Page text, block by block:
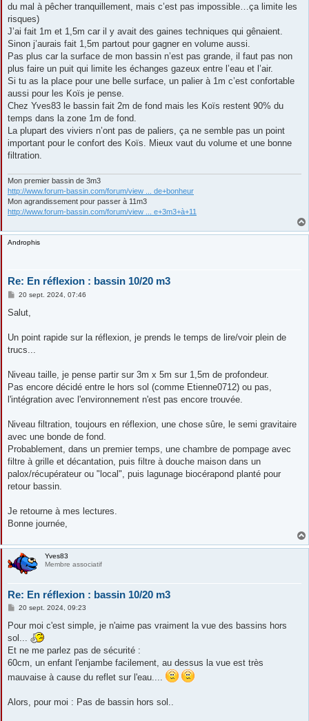
a
g
du mal à pêcher tranquillement, mais c’est pas impossible…ça limite les
risques)
J’ai fait 1m et 1,5m car il y avait des gaines techniques qui gênaient.
Sinon j’aurais fait 1,5m partout pour gagner en volume aussi.
Pas plus car la surface de mon bassin n’est pas grande, il faut pas non
plus faire un puit qui limite les échanges gazeux entre l’eau et l’air.
Si tu as la place pour une belle surface, un palier à 1m c’est confortable
aussi pour les Koïs je pense.
Chez Yves83 le bassin fait 2m de fond mais les Koïs restent 90% du
temps dans la zone 1m de fond.
La plupart des viviers n’ont pas de paliers, ça ne semble pas un point
important pour le confort des Koïs. Mieux vaut du volume et une bonne
filtration.
Mon premier bassin de 3m3
http://www.forum-bassin.com/forum/view ... de+bonheur
Mon agrandissement pour passer à 11m3
http://www.forum-bassin.com/forum/view ... e+3m3+à+11
Androphis
Re: En réflexion : bassin 10/20 m3
M
s
g
20 sept. 2024, 07:46
Salut,
Un point rapide sur la réflexion, je prends le temps de lire/voir plein de
trucs...
Niveau taille, je pense partir sur 3m x 5m sur 1,5m de profondeur.
Pas encore décidé entre le hors sol (comme Etienne0712) ou pas,
l'intégration avec l'environnement n'est pas encore trouvée.
Niveau filtration, toujours en réflexion, une chose sûre, le semi gravitaire
avec une bonde de fond.
Probablement, dans un premier temps, une chambre de pompage avec
filtre à grille et décantation, puis filtre à douche maison dans un
palox/récupérateur ou "local", puis lagunage biocérapond planté pour
retour bassin.
Je retourne à mes lectures.
Bonne journée,
Yves83
Membre associatif
Re: En réflexion : bassin 10/20 m3
M
s
a
g
20 sept. 2024, 09:23
Pour moi c'est simple, je n'aime pas vraiment la vue des bassins hors
sol...
Et ne me parlez pas de sécurité :
60cm, un enfant l'enjambe facilement, au dessus la vue est très
mauvaise à cause du reflet sur l'eau....
Alors, pour moi : Pas de bassin hors sol..